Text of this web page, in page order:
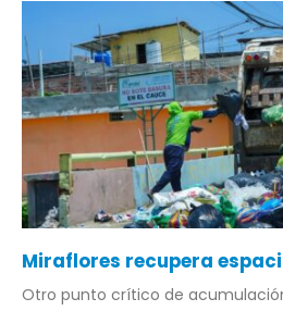
Miraflores recupera
Otro punto crítico de